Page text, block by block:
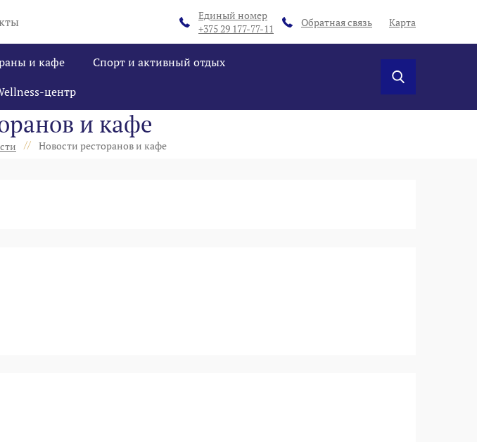
Единый номер
+375 29 177-77-11
Обратная связь Карта
и кафе
Спорт и активный отдых
центр
и кафе
// Новости ресторанов и кафе